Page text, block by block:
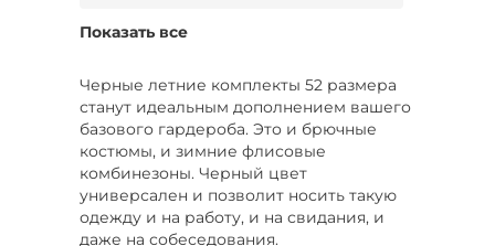
Тип костюм спортивный, Цвет Коричневый,
Цвет Голубой, Размер 46, Сезон Демисезон
Цвет Черный, Размер 52-56, Сезон Все
Цвет Оранжевый, Размер 58, Сезон Лето
Тип брюки, Цвет Розовый, Сезон Все
Показать все
Черные летние комплекты 52 размера
станут идеальным дополнением вашего
базового гардероба. Это и брючные
костюмы, и зимние флисовые
комбинезоны. Черный цвет
универсален и позволит носить такую
одежду и на работу, и на свидания, и
даже на собеседования.